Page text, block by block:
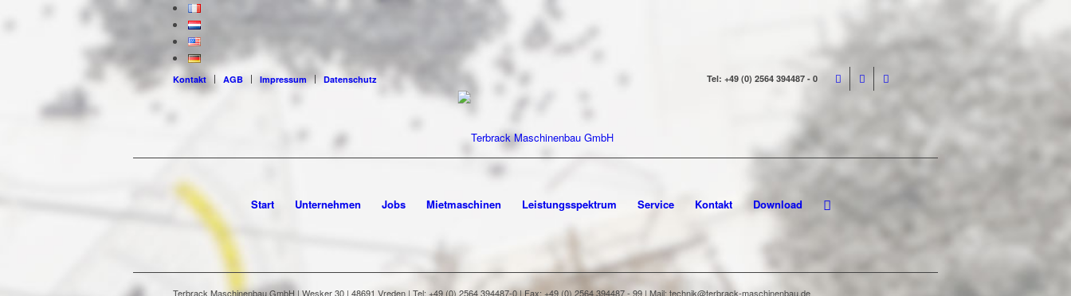
Kontakt AGB Impressum Datenschutz Tel: +49 (0) 2564 394487 - 0
Start Unternehmen Jobs Mietmaschinen Leistungsspektrum Service Kontakt Download
Terbrack Maschinenbau GmbH | Wesker 30 | 48691 Vreden | Tel: +49 (0) 2564 394487-0 | Fax: +49 (0) 2564 394487 - 99 | Mail: technik@terbrack-maschinenbau.de